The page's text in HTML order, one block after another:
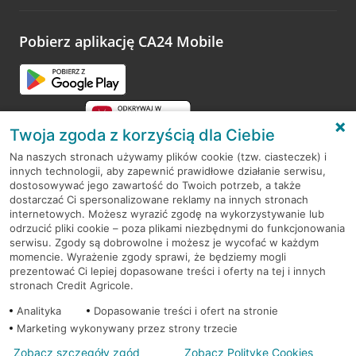
opinie.
Pobierz aplikację CA24 Mobile
RODO
Regulamin serwisu
Mapa serwisu
PolitykaCookies
Twoja zgoda z korzyścią dla Ciebie
Na naszych stronach używamy plików cookie (tzw. ciasteczek) i
innych technologii, aby zapewnić prawidłowe działanie serwisu,
dostosowywać jego zawartość do Twoich potrzeb, a także
dostarczać Ci spersonalizowane reklamy na innych stronach
internetowych. Możesz wyrazić zgodę na wykorzystywanie lub
odrzucić pliki cookie – poza plikami niezbędnymi do funkcjonowania
serwisu. Zgody są dobrowolne i możesz je wycofać w każdym
momencie. Wyrażenie zgody sprawi, że będziemy mogli
prezentować Ci lepiej dopasowane treści i oferty na tej i innych
stronach Credit Agricole.
Analityka
Dopasowanie treści i ofert na stronie
Marketing wykonywany przez strony trzecie
Zobacz szczegóły zgód Zobacz Politykę Cookies